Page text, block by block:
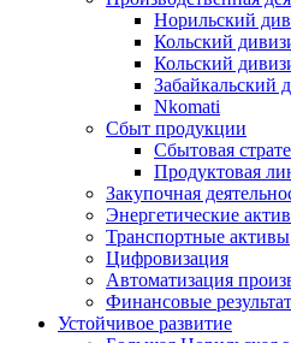
Норильский
Кольский
Кольский
Забайкальский
Nkomati
Сбыт продукции
Сбытовая
Продуктовая
Закупочная
Энергетические
Транспортные активы
Цифровизация
Автоматизация
Финансовые
Устойчивое развитие